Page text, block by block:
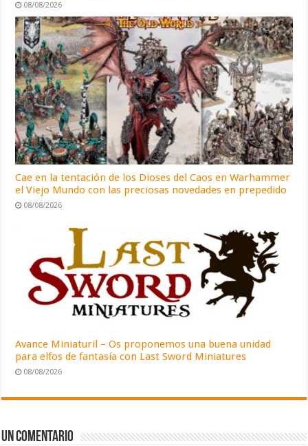
08/08/2026
Cae en la tentación de los Dioses del Caos en Warhammer
el Viejo Mundo con las preciosas novedades en prepedido
08/08/2026
Avance Miniaturil – Os proponemos una buena unidad
para elfos de fantasía con Last Sword Miniatures
08/08/2026
Un comentario